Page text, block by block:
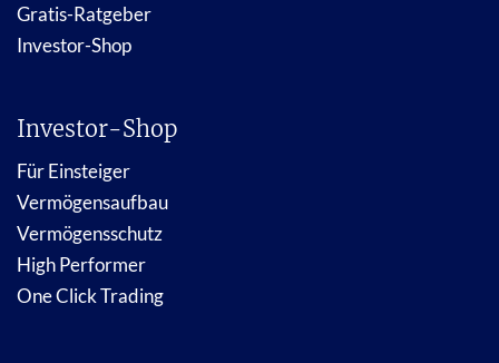
Gratis-Ratgeber
Investor-Shop
Investor-Shop
Für Einsteiger
Vermögensaufbau
Vermögensschutz
High Performer
One Click Trading